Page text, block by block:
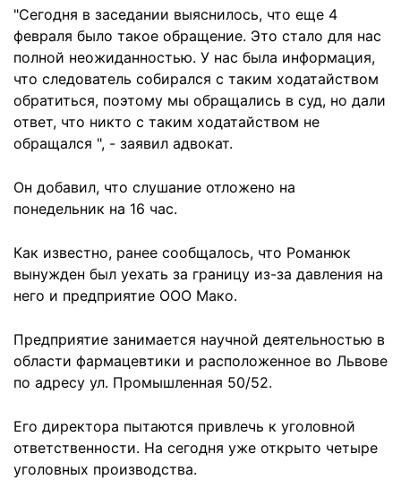
"Сегодня в заседании выяснилось, что еще 4
февраля было такое обращение. Это стало для нас
полной неожиданностью. У нас была информация,
что следователь собирался с таким ходатайством
обратиться, поэтому мы обращались в суд, но дали
ответ, что никто с таким ходатайством не
обращался ", - заявил адвокат.
Он добавил, что слушание отложено на
понедельник на 16 час.
Как известно, ранее сообщалось, что Романюк
вынужден был уехать за границу из-за давления на
него и предприятие ООО Мако.
Предприятие занимается научной деятельностью в
области фармацевтики и расположенное во Львове
по адресу ул. Промышленная 50/52.
Его директора пытаются привлечь к уголовной
ответственности. На сегодня уже открыто четыре
уголовных производства.